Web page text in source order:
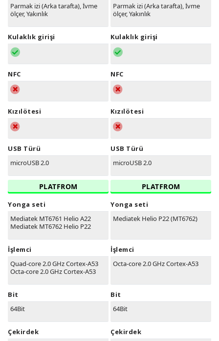
Parmak izi (Arka tarafta), İvme
ölçer, Yakınlık
Kulaklık girişi
NFC
Kızılötesi
USB Türü
microUSB 2.0
PLATFROM
Yonga seti
Mediatek MT6761 Helio A22
Mediatek MT6762 Helio P22
İşlemci
Quad-core 2.0 GHz Cortex-A53
Octa-core 2.0 GHz Cortex-A53
Bit
64Bit
Çekirdek
Parmak izi (Arka tarafta), İvme
ölçer, Yakınlık
Kulaklık girişi
NFC
Kızılötesi
USB Türü
microUSB 2.0
PLATFROM
Yonga seti
Mediatek Helio P22 (MT6762)
İşlemci
Octa-core 2.0 GHz Cortex-A53
Bit
64Bit
Çekirdek